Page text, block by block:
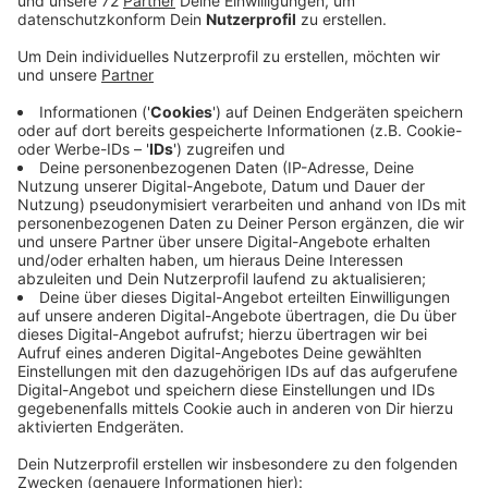
Anzeige
Patrick beschwerte sich, dass er schon seit Wochen
Probleme hat - und Lara schreibt: In Capelle sei es
genauso. Wir haben bei der Telekom nachgefragt. Und
die sagt: Ursache für die Probleme in Südkirchen sei
ein Softwarefehler gewesen. Techniker hätten den
jetzt aber gefunden und das System neu gestartet.
Spätestens heute sollten Telekomkunden in
Südkirchen wieder ohne lästige Aussetzer mit dem
Handy telefonieren können. Auch der Netzausfall in
Capelle soll erledigt sein. Dafür gab es einen anderen
Grund. Die Telekom hat hier Technik erneuert. Die
Arbeiten sind abgeschlossen. Also Telekom-Kunden in
Südkirchen und Capelle sollten jetzt wieder
problemlos mit dem Handy telefonieren können